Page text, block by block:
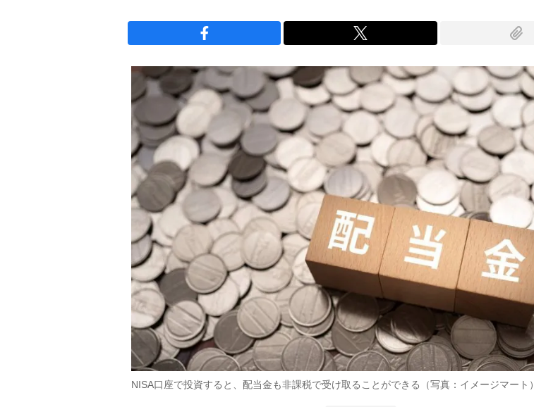
NISA口座で投資すると、配当金も非課税で受け取ることができる（写真：イメージマート）